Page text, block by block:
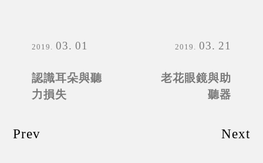
2019 03 01
認識耳朵與聽
力損失
Prev
2019 03 21
老花眼鏡與助
聽器
Next